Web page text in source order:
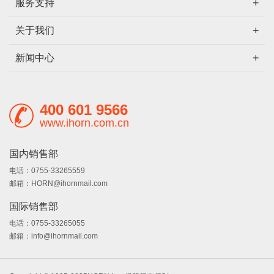
服务支持
关于我们
新闻中心
400 601 9566
www.ihorn.com.cn
国内销售部
电话：0755-33265559
邮箱：HORN@ihornmail.com
国际销售部
电话：0755-33265055
邮箱：info@ihornmail.com